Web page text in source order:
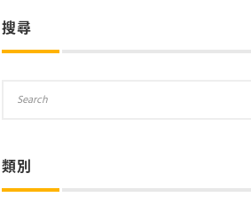
搜尋
類別